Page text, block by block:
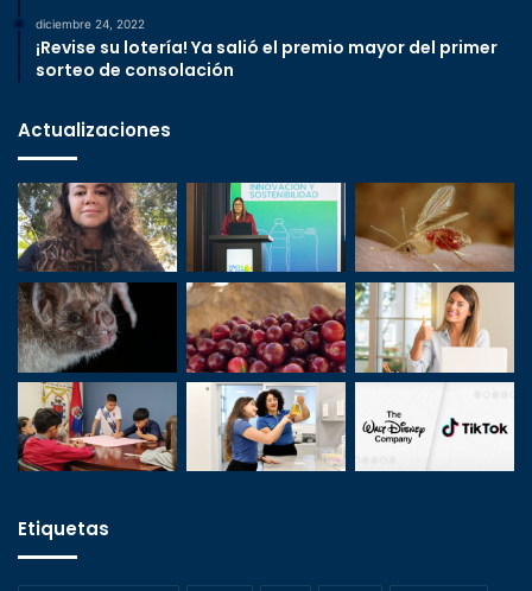
diciembre 24, 2022
¡Revise su lotería! Ya salió el premio mayor del primer
sorteo de consolación
Actualizaciones
Etiquetas